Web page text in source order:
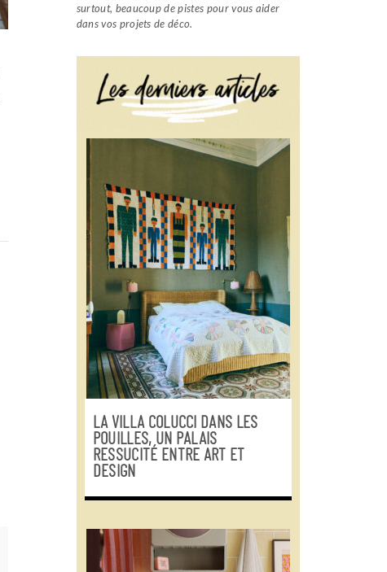
surtout, beaucoup de pistes pour vous aider
dans vos projets de déco.
LA VILLA COLUCCI DANS LES
POUILLES, UN PALAIS
RESSUCITÉ ENTRE ART ET
DESIGN